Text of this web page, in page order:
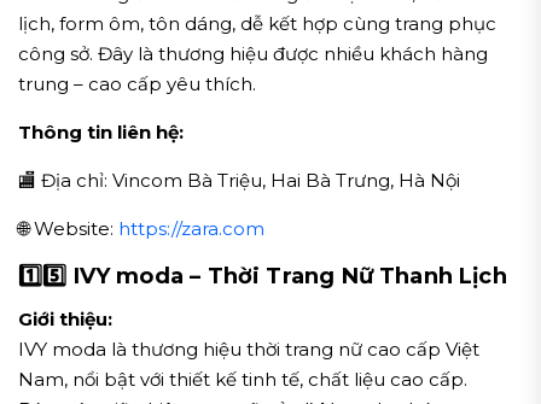
lịch, form ôm, tôn dáng, dễ kết hợp cùng trang phục
công sở. Đây là thương hiệu được nhiều khách hàng
trung – cao cấp yêu thích.
Thông tin liên hệ:
🏬 Địa chỉ: Vincom Bà Triệu, Hai Bà Trưng, Hà Nội
🌐 Website: https://zara.com
1️⃣5️⃣ IVY moda – Thời Trang Nữ Thanh Lịch
Giới thiệu:
IVY moda là thương hiệu thời trang nữ cao cấp Việt
Nam, nổi bật với thiết kế tinh tế, chất liệu cao cấp.